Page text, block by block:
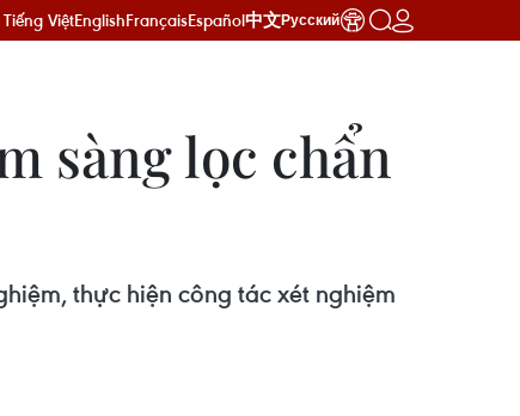
Tiếng ViệtEnglishFrançaisEspañol中文Русский
sàng lọc chẩn
thực hiện công tác xét nghiệm